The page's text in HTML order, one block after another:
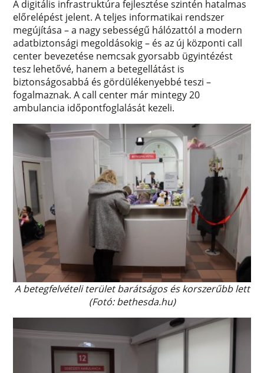
A digitális infrastruktúra fejlesztése szintén hatalmas
előrelépést jelent. A teljes informatikai rendszer
megújítása – a nagy sebességű hálózattól a modern
adatbiztonsági megoldásokig – és az új központi call
center bevezetése nemcsak gyorsabb ügyintézést
tesz lehetővé, hanem a betegellátást is
biztonságosabbá és gördülékenyebbé teszi –
fogalmaznak. A call center már mintegy 20
ambulancia időpontfoglalását kezeli.
A betegfelvételi terület barátságos és korszerűbb lett
(Fotó: bethesda.hu)